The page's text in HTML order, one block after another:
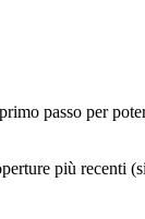
passo per
più recenti